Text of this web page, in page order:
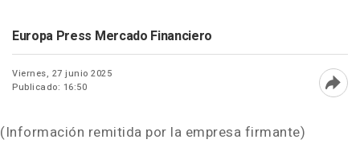
Europa Press Mercado Financiero
Viernes, 27 junio 2025
Publicado: 16:50
(Información remitida por la empresa firmante)